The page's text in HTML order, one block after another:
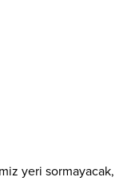
yeri